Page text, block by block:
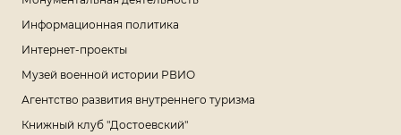
Информационная политика
Интернет-проекты
Музей военной истории РВИО
Агентство развития внутреннего туризма
Книжный клуб "Достоевский"